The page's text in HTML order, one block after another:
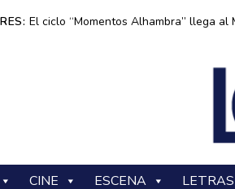
El ciclo “Momentos Alhambra” llega al
CINE ESCENA LETRAS